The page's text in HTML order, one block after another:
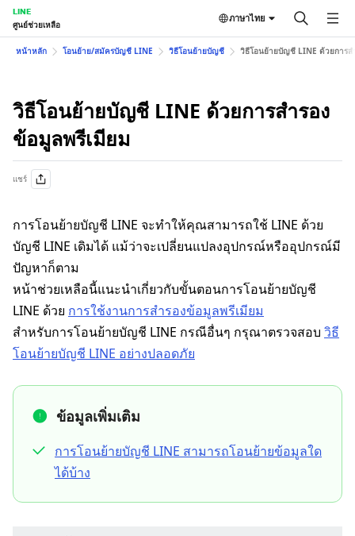
LINE
ศูนย์ช่วยเหลือ
ภาษาไทย
หน้าหลัก โอนย้าย/สมัครบัญชี LINE วิธีโอนย้ายบัญชี วิธีโอนย้ายบัญชี LINE ด้วยการส
วิธีโอนย้ายบัญชี LINE ด้วยการสำรอง
ข้อมูลพรีเมียม
แชร์
การโอนย้ายบัญชี LINE จะทำให้คุณสามารถใช้ LINE ด้วย
บัญชี LINE เดิมได้ แม้ว่าจะเปลี่ยนแปลงอุปกรณ์หรืออุปกรณ์มี
ปัญหาก็ตาม
หน้าช่วยเหลือนี้แนะนำเกี่ยวกับขั้นตอนการโอนย้ายบัญชี
LINE ด้วย การใช้งานการสำรองข้อมูลพรีเมียม
สำหรับการโอนย้ายบัญชี LINE กรณีอื่นๆ กรุณาตรวจสอบ วิธี
โอนย้ายบัญชี LINE อย่างปลอดภัย
ข้อมูลเพิ่มเติม
การโอนย้ายบัญชี LINE สามารถโอนย้ายข้อมูลใด
ได้บ้าง